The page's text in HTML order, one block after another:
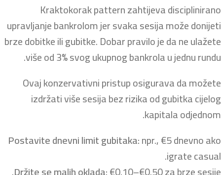
Kraktokorak pattern zahtijeva disciplinirano
upravljanje bankrolom jer svaka sesija može donijeti
brze dobitke ili gubitke. Dobar pravilo je da ne ulažete
više od 3% svog ukupnog bankrola u jednu rundu.
Ovaj konzervativni pristup osigurava da možete
izdržati više sesija bez rizika od gubitka cijelog
kapitala odjednom.
Postavite dnevni limit gubitaka:npr., €5 dnevno ako
igrate casual.